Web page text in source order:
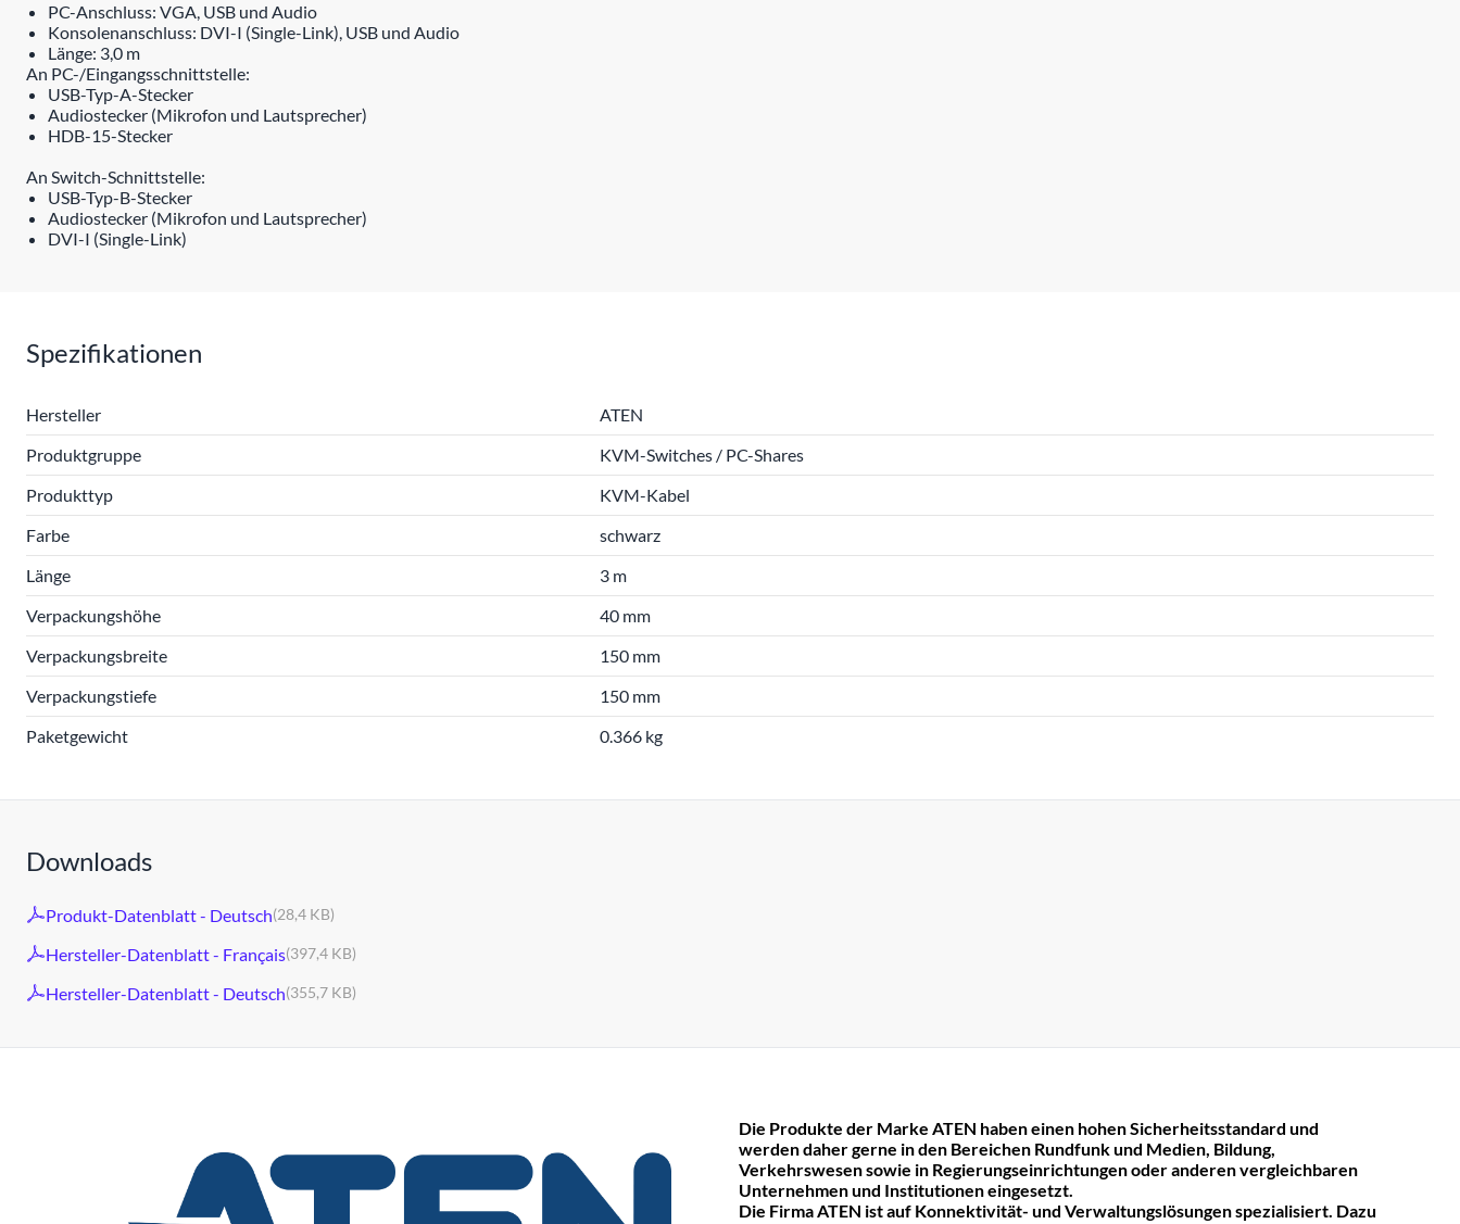
PC-Anschluss: VGA, USB und Audio
Konsolenanschluss: DVI-I (Single-Link), USB und Audio
Länge: 3,0 m
An PC-/Eingangsschnittstelle:
USB-Typ-A-Stecker
Audiostecker (Mikrofon und Lautsprecher)
HDB-15-Stecker
An Switch-Schnittstelle:
USB-Typ-B-Stecker
Audiostecker (Mikrofon und Lautsprecher)
DVI-I (Single-Link)
Spezifikationen
Hersteller
ATEN
Produktgruppe
KVM-Switches / PC-Shares
Produkttyp
KVM-Kabel
Farbe
schwarz
Länge
3 m
Verpackungshöhe
40 mm
Verpackungsbreite
150 mm
Verpackungstiefe
150 mm
Paketgewicht
0.366 kg
Downloads
Produkt-Datenblatt - Deutsch(28,4 KB)
Hersteller-Datenblatt - Français(397,4 KB)
Hersteller-Datenblatt - Deutsch(355,7 KB)
Die Produkte der Marke ATEN haben einen hohen Sicherheitsstandard und
werden daher gerne in den Bereichen Rundfunk und Medien, Bildung,
Verkehrswesen sowie in Regierungseinrichtungen oder anderen vergleichbaren
Unternehmen und Institutionen eingesetzt.
Die Firma ATEN ist auf Konnektivität- und Verwaltungslösungen spezialisiert. Dazu